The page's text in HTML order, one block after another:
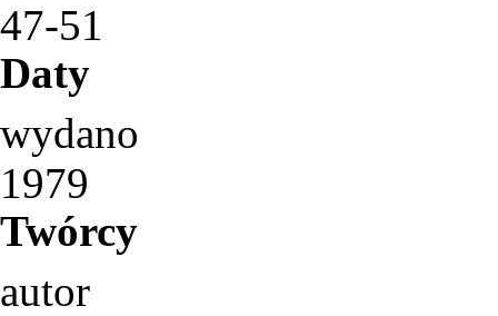
47-51
Daty
wydano
1979
Twórcy
autor